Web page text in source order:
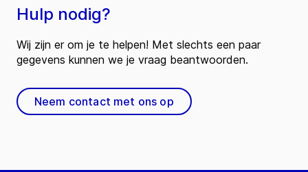
Hulp nodig?
Wij zijn er om je te helpen! Met slechts een paar
gegevens kunnen we je vraag beantwoorden.
Neem contact met ons op